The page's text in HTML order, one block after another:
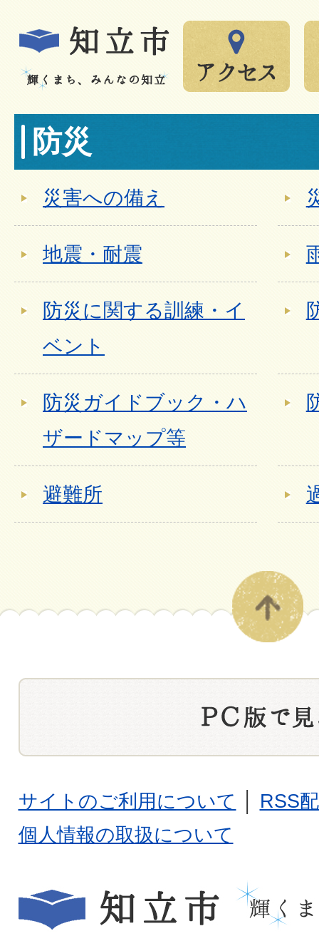
防災
災害への備え
地震・耐震
防災に関する訓練・イ
ベント
防災ガイドブック・ハ
ザードマップ等
避難所
サイトのご利用について
RSS
個人情報の取扱について